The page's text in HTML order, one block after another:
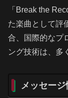
「Break the
た楽曲として評
合、国際的なプ
ング技術は、多
メッセー